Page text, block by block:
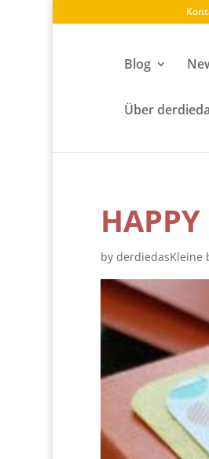
Blog
Über
HAPPY
by derdiedasKleine